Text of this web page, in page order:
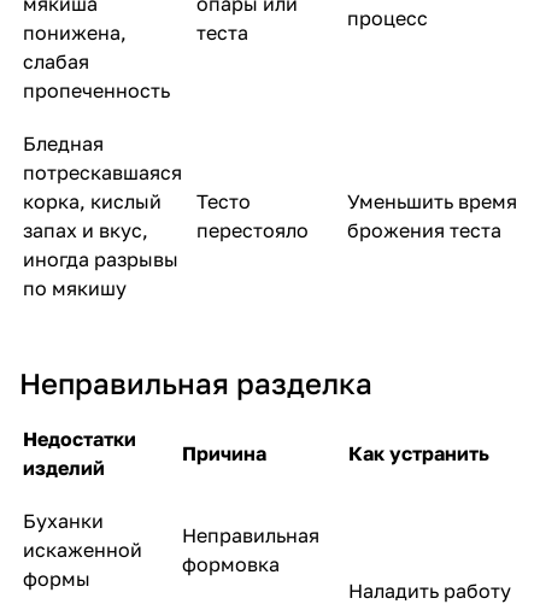
понижена,
слабая
пропеченность
теста
процесс
Бледная
потрескавшаяся
корка, кислый
запах и вкус,
иногда разрывы
по мякишу
Тесто
перестояло
Уменьшить время
брожения теста
Неправильная разделка
Недостатки
изделий
Причина Как устранить
Буханки
искаженной
формы
Неправильная
формовка
Наладить работу